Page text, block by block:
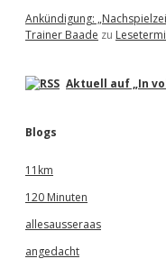
Ankündigung:
Trainer Baade zu
Aktuell auf „In
Blogs
11km
120 Minuten
allesausseraas
angedacht